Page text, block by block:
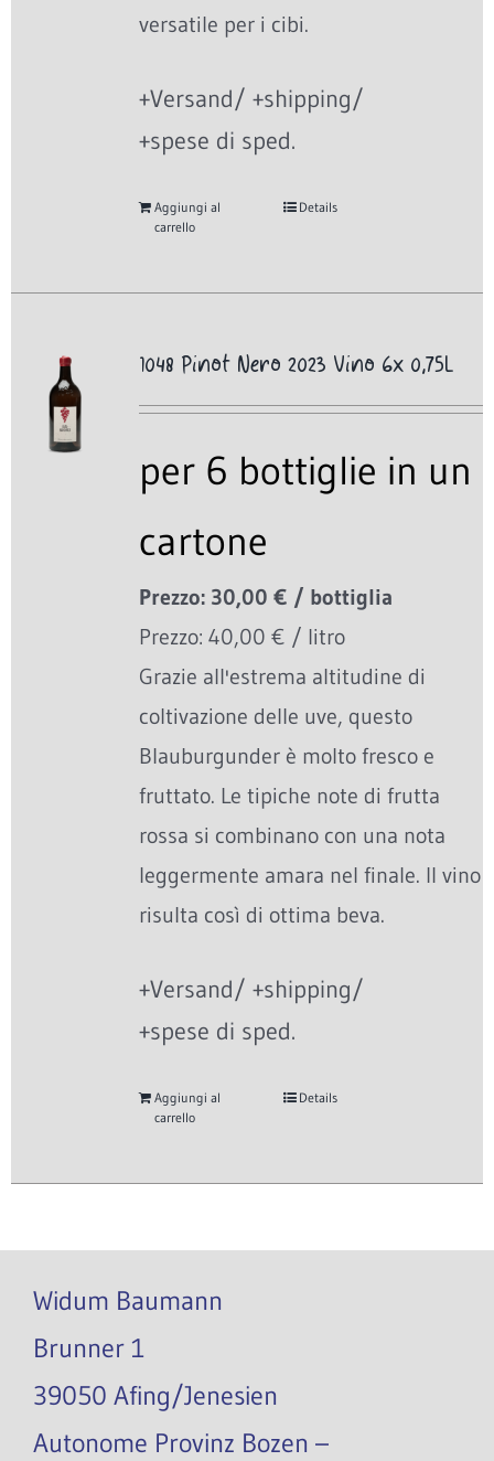
versatile per i cibi.
+Versand/ +shipping/
+spese di sped.
Aggiungi al
carrello
Details
1048 Pinot Nero 2023 Vino 6x 0,75L
per 6 bottiglie in un
cartone
Prezzo: 30,00 € / bottiglia
Prezzo: 40,00 € / litro
Grazie all'estrema altitudine di
coltivazione delle uve, questo
Blauburgunder è molto fresco e
fruttato. Le tipiche note di frutta
rossa si combinano con una nota
leggermente amara nel finale. Il vino
risulta così di ottima beva.
+Versand/ +shipping/
+spese di sped.
Aggiungi al
carrello
Details
Widum Baumann
Brunner 1
39050 Afing/Jenesien
Autonome Provinz Bozen –